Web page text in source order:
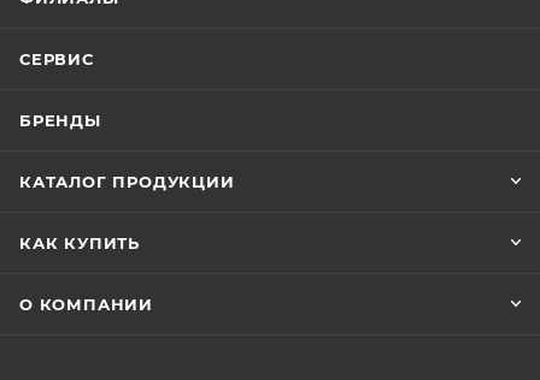
СЕРВИС
БРЕНДЫ
КАТАЛОГ ПРОДУКЦИИ
КАК КУПИТЬ
О КОМПАНИИ